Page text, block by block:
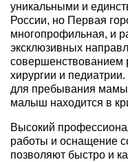
уникальными и
России, но Первая
многопрофильная, и
эксклюзивных
совершенствованием
хирургии и
для пребывания
малыш находится в
Высокий
работы и оснащение
позволяют быстро и